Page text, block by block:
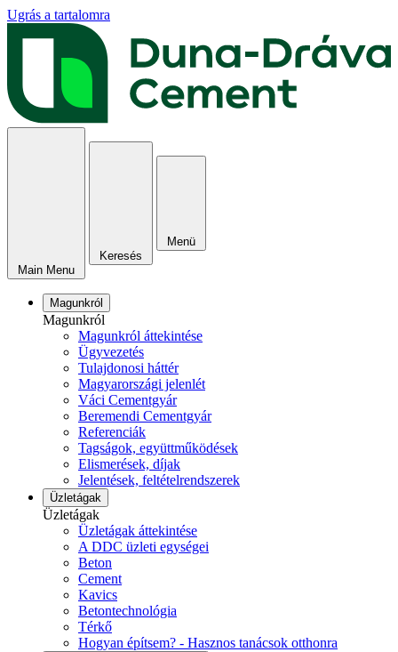
Ugrás a tartalomra
Main Menu
Keresés
Menü
Magunkról
Magunkról
Magunkról áttekintése
Ügyvezetés
Tulajdonosi háttér
Magyarországi jelenlét
Váci Cementgyár
Beremendi Cementgyár
Referenciák
Tagságok, együttműködések
Elismerések, díjak
Jelentések, feltételrendszerek
Üzletágak
Üzletágak
Üzletágak áttekintése
A DDC üzleti egységei
Beton
Cement
Kavics
Betontechnológia
Térkő
Hogyan építsem? - Hasznos tanácsok otthonra